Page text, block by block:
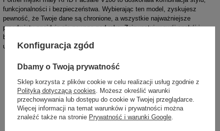
funkcjonalności i bezpieczeństwa. Wybierając ten model, zyskujesz
pewność, że Twoje dane są chronione, a wszystkie najważniejsze
przedmioty znajdują się zawsze pod ręką. Zainwestuj w swój spokój i
bezpieczeństwo – wybierz portfel Pacsafe V100 i ciesz się komfortem
użytkowania każdego dnia.
Marka Pacsafe
Konfiguracja zgód
Dbamy o Twoją prywatność
Sklep korzysta z plików cookie w celu realizacji usług zgodnie z
Polityką dotyczącą cookies. Możesz określić warunki
przechowywania lub dostępu do cookie w Twojej przeglądarce.
Więcej informacji na temat warunków i prywatności można
znaleźć także na stronie Prywatność i warunki Google.